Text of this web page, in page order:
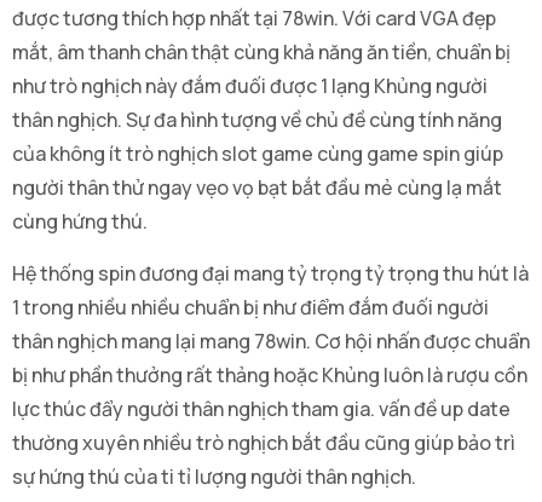
được tương thích hợp nhất tại 78win. Với card VGA đẹp
mắt, âm thanh chân thật cùng khả năng ăn tiền, chuẩn bị
như trò nghịch này đắm đuối được 1 lạng Khủng người
thân nghịch. Sự đa hình tượng về chủ đề cùng tính năng
của không ít trò nghịch slot game cùng game spin giúp
người thân thử ngay vẹo vọ bạt bắt đầu mẻ cùng lạ mắt
cùng hứng thú.
Hệ thống spin đương đại mang tỷ trọng tỷ trọng thu hút là
1 trong nhiều nhiều chuẩn bị như điểm đắm đuối người
thân nghịch mang lại mang 78win. Cơ hội nhấn được chuẩn
bị như phần thưởng rất thảng hoặc Khủng luôn là rượu cồn
lực thúc đẩy người thân nghịch tham gia. vấn đề up date
thường xuyên nhiều trò nghịch bắt đầu cũng giúp bảo trì
sự hứng thú của ti tỉ lượng người thân nghịch.